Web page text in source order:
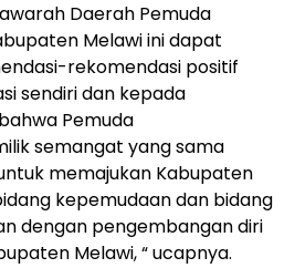
Daerah Pemuda
Melawi ini dapat
rekomendasi positif
sendiri dan kepada
Pemuda
semangat yang sama
memajukan Kabupaten
kepemudaan dan bidang
dengan pengembangan diri
Melawi, “ ucapnya.